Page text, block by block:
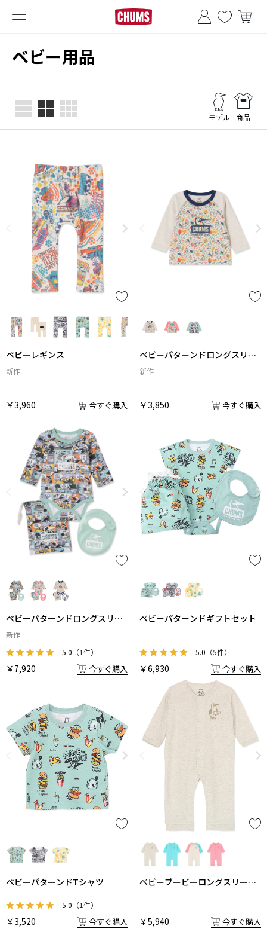
■夏季休業のお知らせ■
ベビー用品
モデル 商品
ベビーレギンス
新作
￥3,960 今すぐ購入
ベビーパターンドロングスリー
ブTシャツ
新作
￥3,850 今すぐ購入
ベビーパターンドロングスリー
ブギフトセット
新作
5.0 （1件）
￥7,920 今すぐ購入
ベビーパターンドギフトセット
5.0 （5件）
￥6,930 今すぐ購入
ベビーパターンドTシャツ
5.0 （1件）
￥3,520 今すぐ購入
ベビーブービーロングスリーブ
￥5,940 今すぐ購入